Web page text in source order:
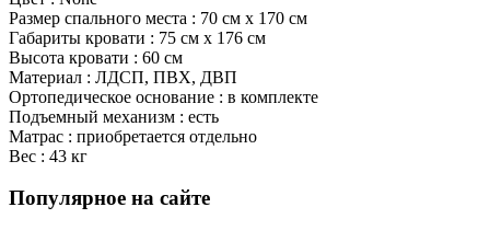
Размер спального места : 70 см х 170 см
Габариты кровати : 75 см х 176 см
Высота кровати : 60 см
Материал : ЛДСП, ПВХ, ДВП
Ортопедическое основание : в комплекте
Подъемный механизм : есть
Матрас : приобретается отдельно
Вес : 43 кг
Популярное на сайте